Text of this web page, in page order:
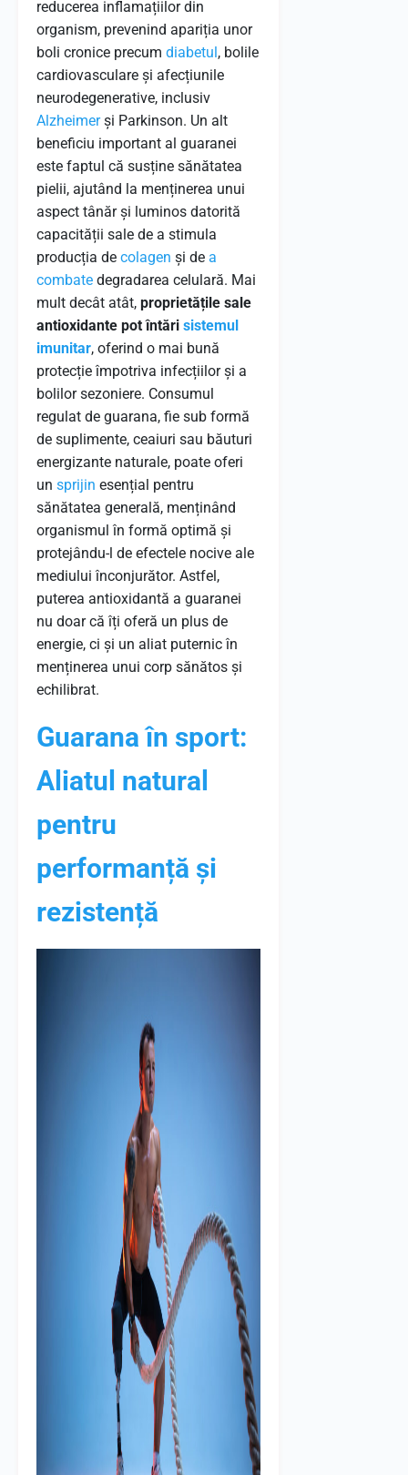
reducerea inflamațiilor din
organism, prevenind apariția unor
boli cronice precum diabetul, bolile
cardiovasculare și afecțiunile
neurodegenerative, inclusiv
Alzheimerși Parkinson. Un alt
beneficiu important al guaranei
este faptul că susține sănătatea
pielii, ajutând la menținerea unui
aspect tânăr și luminos datorită
capacității sale de a stimula
producția de colagen și de a
combate degradarea celulară. Mai
mult decât atât, proprietățile sale
antioxidante pot întări sistemul
imunitar, oferind o mai bună
protecție împotriva infecțiilor și a
bolilor sezoniere. Consumul
regulat de guarana, fie sub formă
de suplimente, ceaiuri sau băuturi
energizante naturale, poate oferi
un sprijin esențial pentru
sănătatea generală, menținând
organismul în formă optimă și
protejându-l de efectele nocive ale
mediului înconjurător. Astfel,
puterea antioxidantă a guaranei
nu doar că îți oferă un plus de
energie, ci și un aliat puternic în
menținerea unui corp sănătos și
echilibrat.
Guarana în sport:
Aliatul natural
pentru
performanță și
rezistență